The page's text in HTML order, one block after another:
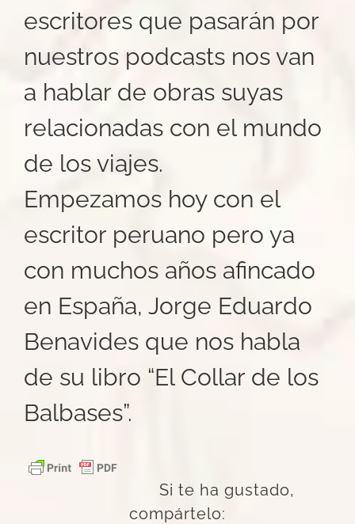
escritores que pasarán por
nuestros podcasts nos van
a hablar de obras suyas
relacionadas con el mundo
de los viajes.
Empezamos hoy con el
escritor peruano pero ya
con muchos años afincado
en España, Jorge Eduardo
Benavides que nos habla
de su libro “El Collar de los
Balbases”.
Si te ha gustado,
compártelo: